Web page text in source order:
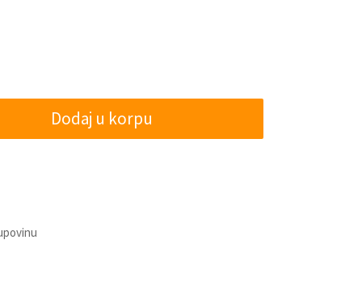
Dodaj u korpu